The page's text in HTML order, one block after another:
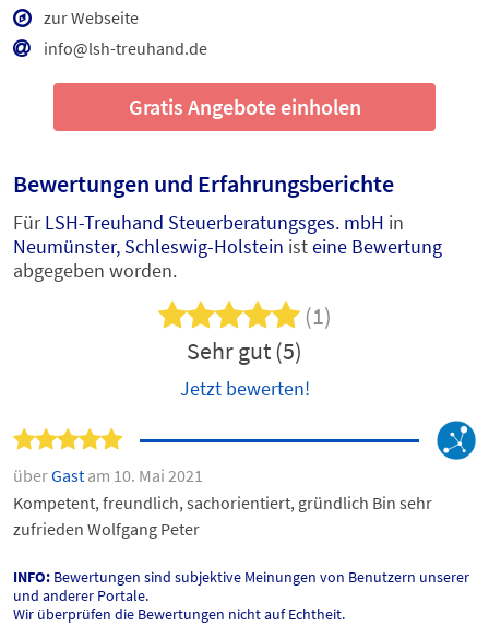
zur Webseite
info@lsh-treuhand.de
Gratis Angebote einholen
Bewertungen und Erfahrungsberichte
FürLSH-Treuhand Steuerberatungsges. mbH in
Neumünster, Schleswig-Holstein isteine Bewertung
abgegeben worden.
(1)
Sehr gut (5)
Jetzt bewerten!
überGast am 10. Mai 2021
Kompetent, freundlich, sachorientiert, gründlich Bin sehr
zufrieden Wolfgang Peter
INFO: Bewertungen sind subjektive Meinungen von Benutzern unserer
und anderer Portale.
Wir überprüfen die Bewertungen nicht auf Echtheit.